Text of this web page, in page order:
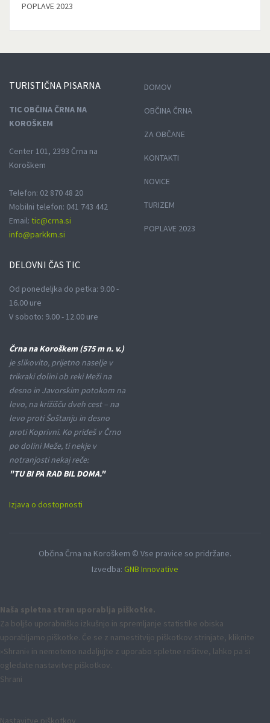
POPLAVE 2023
TURISTIČNA PISARNA
TIC OBČINA ČRNA NA
KOROŠKEM
Center 101, 2393 Črna na
Koroškem
Telefon: 02 870 48 20
Mobilni telefon: 041 743 442
Email: tic@crna.si
info@parkkm.si
DELOVNI ČAS TIC
Od ponedeljka do petka: 9.00 -
16.00 ure
V soboto: 9.00 - 12.00 ure
DOMOV
OBČINA ČRNA
ZA OBČANE
KONTAKTI
NOVICE
TURIZEM
POPLAVE 2023
Črna na Koroškem (575 m n. v.)
je slikovito, prijetno naselje v
trikraki dolini ob reki Meži na
desno in Javorskim potokom na
levo, na križišču dveh cest – na
levo proti Šoštanju in desno
proti Koprivni. Ko prideš v Črno
po dolini Meže, ti nekje v
notranjosti nekaj reče:
"TU BI PA RAD BIL DOMA."
Izjava o dostopnosti
Občina Črna na Koroškem © Vse pravice so pridržane.
Izvedba: GNB Innovative
Naša spletna stran uporablja piškotke.
Za boljšo uporabniško izkušnjo in spremljanje statistike obiska
uporabljamo piškotke. Če se z namestitvijo piškotkov strinjate, kliknite
»Shrani« in nemoteno nadaljujte z uporabo spletne rešitve, lahko pa si
ogledate nastavitve piškotkov.
Shrani
Nastavitve piškotkov